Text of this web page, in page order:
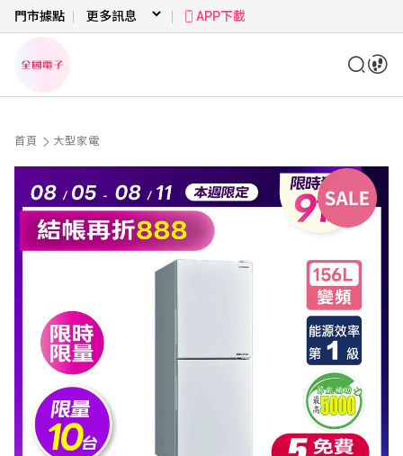
門市據點 APP下載
首頁 大型家電